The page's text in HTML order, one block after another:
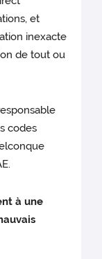
et
inexacte
de tout ou
codes
à une